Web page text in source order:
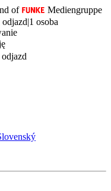
of
Mediengruppe
|1 osoba